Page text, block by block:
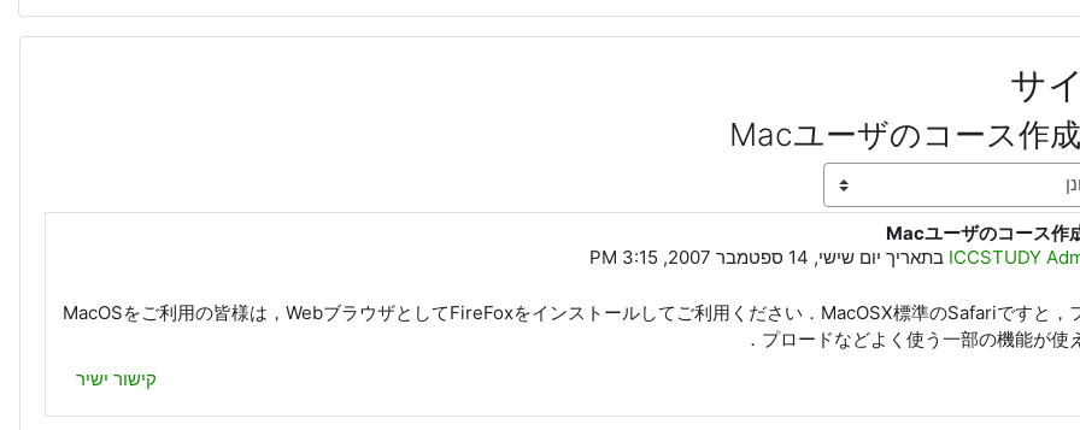
サ
Macユーザのコース作
Macユーザのコース作
ICCSTUDY בתאריך יום שישי, 14 ספטמבר 2007, 3:15 PM
MacOSをご利用の皆様は，WebブラウザとしてFireFoxをインストールしてご利用ください．MacOSX標準のSafariですと，
プロードなどよく使う一部の機能が使
קישור ישיר